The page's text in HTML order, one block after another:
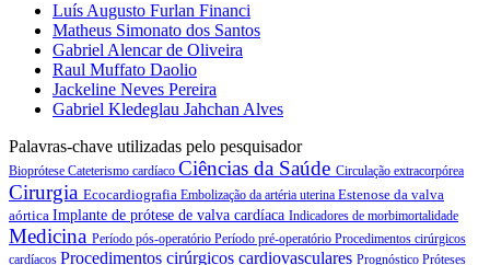
Luís Augusto Furlan Financi
Matheus Simonato dos Santos
Gabriel Alencar de Oliveira
Raul Muffato Daolio
Jackeline Neves Pereira
Gabriel Kledeglau Jahchan Alves
Palavras-chave utilizadas pelo pesquisador
Bioprótese Cateterismo cardíaco Ciências da Saúde Circulação extracorpórea
Cirurgia Ecocardiografia Embolização da artéria uterina Estenose da valva
aórtica Implante de prótese de valva cardíaca Indicadores de morbimortalidade
Medicina Período pós-operatório Período pré-operatório Procedimentos cirúrgicos
cardíacos Procedimentos cirúrgicos cardiovasculares Prognóstico Próteses